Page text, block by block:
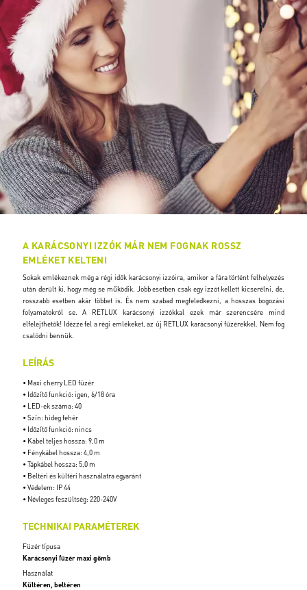
A KARÁCSONYI IZZÓK MÁR NEM FOGNAK ROSSZ
EMLÉKET KELTENI
Sokak emlékeznek még a régi idők karácsonyi izzóira, amikor a fára történt felhelyezés
után derült ki, hogy még se működik. Jobb esetben csak egy izzót kellett kicserélni, de,
rosszabb esetben akár többet is. És nem szabad megfeledkezni, a hosszas bogozási
folyamatokról se. A RETLUX karácsonyi izzókkal ezek már szerencsére mind
elfelejthetők! Idézze fel a régi emlékeket, az új RETLUX karácsonyi füzérekkel. Nem fog
csalódni bennük.
LEÍRÁS
• Maxi cherry LED füzér
• Időzítő funkció: igen, 6/18 óra
• LED-ek száma: 40
• Szín: hideg fehér
• Időzítő funkció: nincs
• Kábel teljes hossza: 9,0 m
• Fénykábel hossza: 4,0 m
• Tápkábel hossza: 5,0 m
• Beltéri és kültéri használatra egyaránt
• Védelem: IP 44
• Névleges feszültség: 220-240V
TECHNIKAI PARAMÉTEREK
Füzér típusa
Karácsonyi füzér maxi gömb
Használat
Kültéren, beltéren